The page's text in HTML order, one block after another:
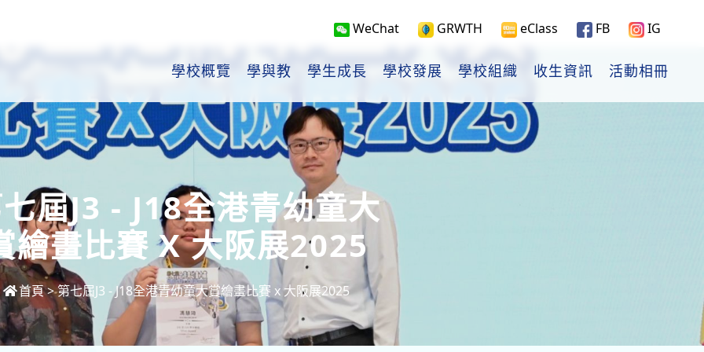
WeChat GRWTH eClass FB IG
學校概覽 學與教 學生成長 學校發展 學校組織 收生資訊 活動相冊
屆J3 - J18全港青幼童大
繪畫比賽 X 大阪展2025
首頁>第七屆J3 - J18全港青幼童大賞繪畫比賽 x 大阪展2025